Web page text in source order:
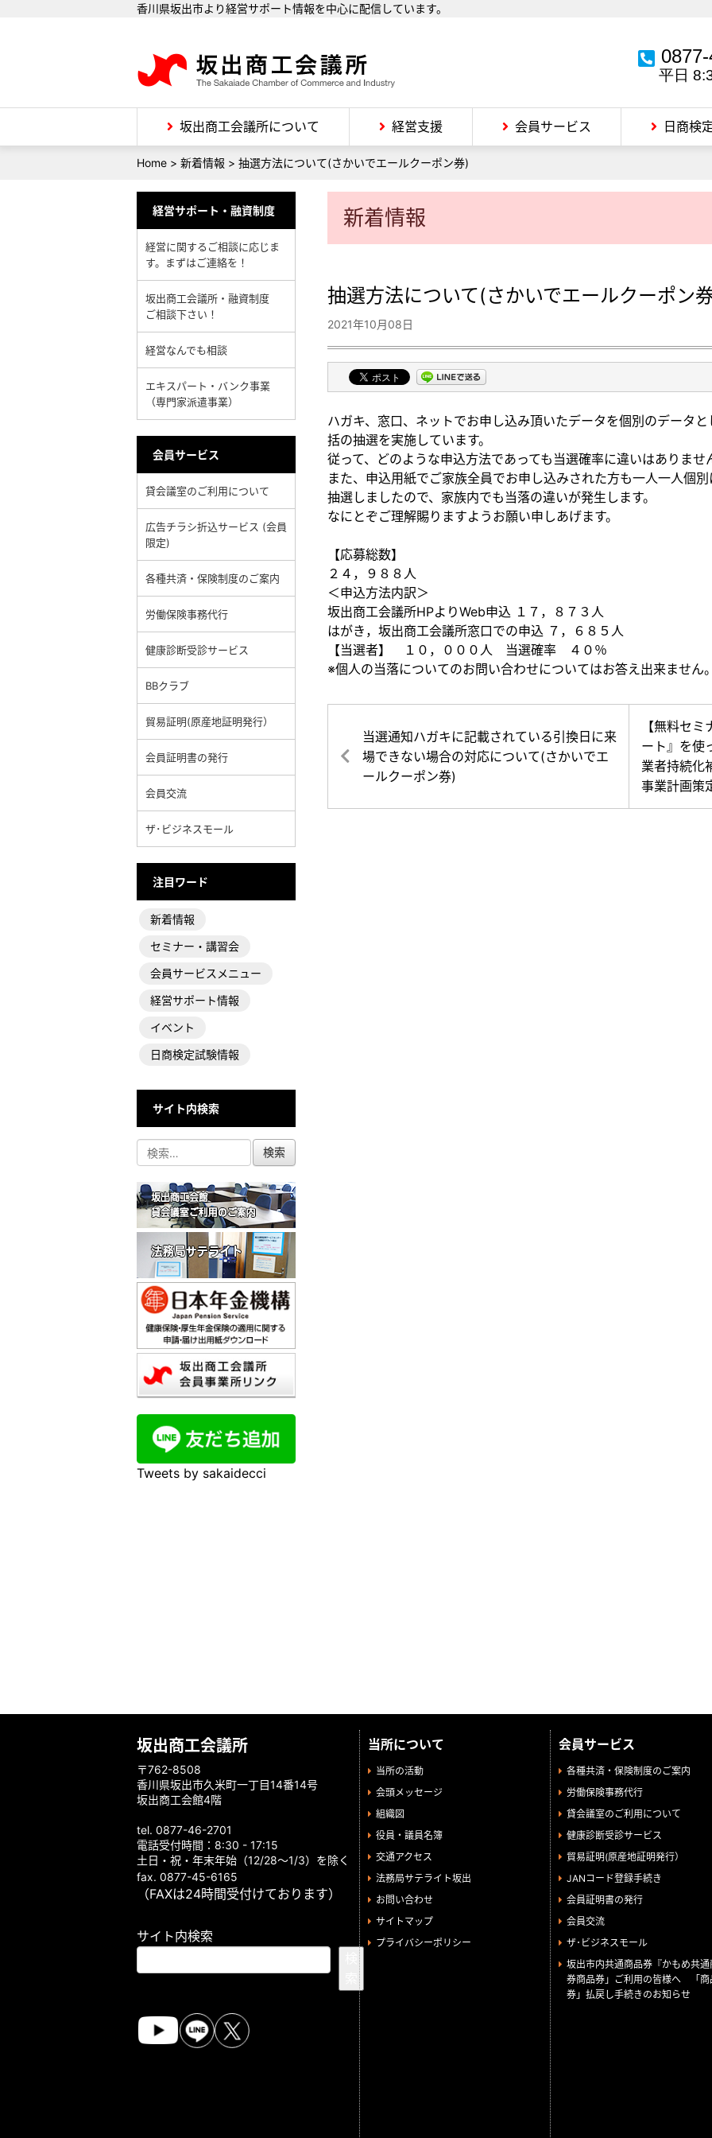
香川県坂出市より経営サポート情報を中心に配信しています。
平日
坂出商工会議所について 経営支援 会員サービス 日商検
Home > 新着情報 > 抽選方法について(さかいでエールクーポン券)
新着情報
抽選方法について(さかいでエールクーポン
2021年10月08日
ハガキ、窓口、ネットでお申し込み頂いたデータを個別のデータ
括の抽選を実施しています。
従って、どのような申込方法であっても当選確率に違いはありませ
また、申込用紙でご家族全員でお申し込みされた方も一人一人個
抽選しましたので、家族内でも当落の違いが発生します。
なにとぞご理解賜りますようお願い申しあげます。
【応募総数】
２４，９８８人
＜申込方法内訳＞
坂出商工会議所HPよりWeb申込 １７，８７３人
はがき，坂出商工会議所窓口での申込 ７，６８５人
【当選者】 １０，０００人 当選確率 ４０％
※個人の当落についてのお問い合わせについてはお答え出来ません
当選通知ハガキに記載されている引換日に来
場できない場合の対応について(さかいでエ
ールクーポン券)
【無料セ
ート』を使
業者持続化
事業計画策
経営サポート・融資制度
経営に関するご相談に応じま
す。まずはご連絡を！
坂出商工会議所・融資制度
ご相談下さい！
経営なんでも相談
エキスパート・バンク事業
（専門家派遣事業）
会員サービス
貸会議室のご利用について
広告チラシ折込サービス (会員
限定)
各種共済・保険制度のご案内
労働保険事務代行
健康診断受診サービス
BBクラブ
貿易証明(原産地証明発行）
会員証明書の発行
会員交流
ザ･ビジネスモール
注目ワード
新着情報
セミナー・講習会
会員サービスメニュー
経営サポート情報
イベント
日商検定試験情報
サイト内検索
Tweets by sakaidecci
坂出商工会議所
〒762-8508
香川県坂出市久米町一丁目14番14号
坂出商工会館4階
tel. 0877-46-2701
電話受付時間：8:30 - 17:15
土日・祝・年末年始（12/28～1/3）を除く
fax. 0877-45-6165
（FAXは24時間受付けております）
サイト内検索
当所について
当所の活動
会頭メッセージ
組織図
役員・議員名簿
交通アクセス
法務局サテライト坂出
お問い合わせ
サイトマップ
プライバシーポリシー
会員サービス
各種共済・保険制度のご案内
労働保険事務代行
貸会議室のご利用について
健康診断受診サービス
貿易証明(原産地証明発行）
JANコード登録手続き
会員証明書の発行
会員交流
ザ･ビジネスモール
坂出市内共通商品券『かもめ共通
券商品券」ご利用の皆様へ 「商
券」払戻し手続きのお知らせ